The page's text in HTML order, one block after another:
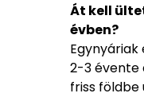
Át kell
évben?
Egynyáriak
2-3 évente
friss földbe